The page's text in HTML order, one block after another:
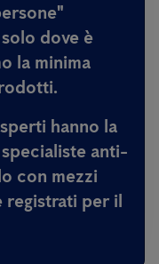
dove è
la minima
hanno la
anti-
con mezzi
registrati per il